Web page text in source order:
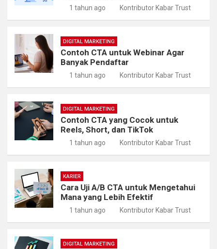
1 tahun ago Kontributor Kabar Trust
DIGITAL MARKETING
Contoh CTA untuk Webinar Agar
Banyak Pendaftar
1 tahun ago Kontributor Kabar Trust
DIGITAL MARKETING
Contoh CTA yang Cocok untuk
Reels, Short, dan TikTok
1 tahun ago Kontributor Kabar Trust
KARIER
Cara Uji A/B CTA untuk Mengetahui
Mana yang Lebih Efektif
1 tahun ago Kontributor Kabar Trust
DIGITAL MARKETING